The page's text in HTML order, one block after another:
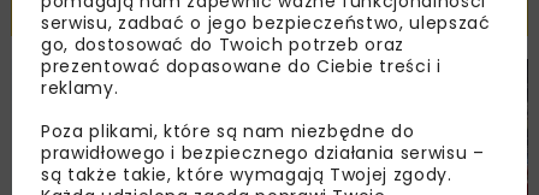
DROGI
serwisu, zadbać o jego bezpieczeństwo, ulepszać
go, dostosować do Twoich potrzeb oraz
prezentować dopasowane do Ciebie treści i
reklamy.
Poza plikami, które są nam niezbędne do
prawidłowego i bezpiecznego działania serwisu –
są także takie, które wymagają Twojej zgody.